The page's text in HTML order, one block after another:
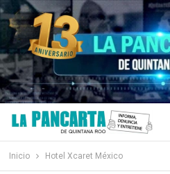
Inicio Hotel Xcaret México